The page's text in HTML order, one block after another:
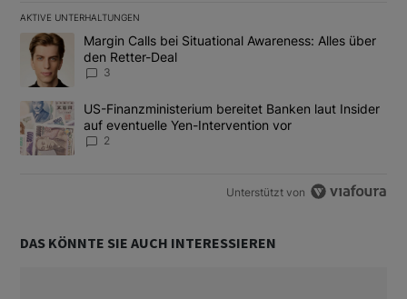
AKTIVE UNTERHALTUNGEN
Das Folgende ist eine Liste der am meisten kommentierten
Ein Trendartikel mit dem Titel "Margin Calls bei Situational
Margin Calls bei Situational Awareness: Alles über
den Retter-Deal
3
Ein Trendartikel mit dem Titel "US-Finanzministerium bereitet
US-Finanzministerium bereitet Banken laut Insider
auf eventuelle Yen-Intervention vor
2
Unterstützt von
DAS KÖNNTE SIE AUCH INTERESSIEREN